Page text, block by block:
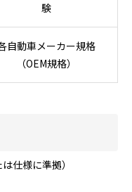
験
自動車メーカー規格
（OEM規格）
仕様に準拠）